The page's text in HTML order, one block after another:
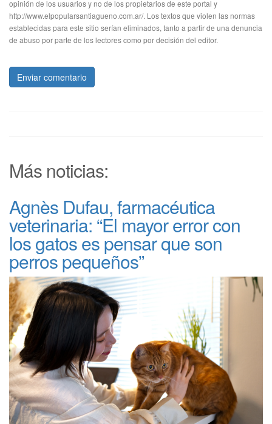
opinión de los usuarios y no de los propietarios de este portal y
http://www.elpopularsantiagueno.com.ar/. Los textos que violen las normas
establecidas para este sitio serían eliminados, tanto a partir de una denuncia
de abuso por parte de los lectores como por decisión del editor.
Enviar comentario
Más noticias:
Agnès Dufau, farmacéutica
veterinaria: “El mayor error con
los gatos es pensar que son
perros pequeños”